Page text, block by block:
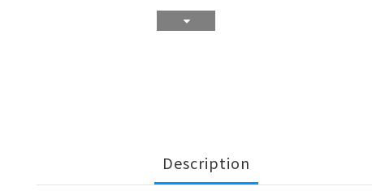
Description